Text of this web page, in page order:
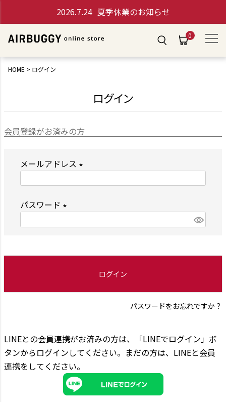
2026.7.24 夏季休業のお知らせ
0
HOME ログイン
ログイン
会員登録がお済みの方
メールアドレス
須
パスワード
ログイン
パスワードをお忘れですか？
LINEとの会員連携がお済みの方は、「LINEでログイン」ボ
タンからログインしてください。まだの方は、 LINEと会員
連携をしてください。